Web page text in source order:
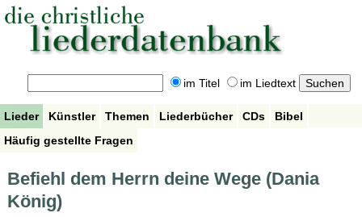
im Titel im Liedtext
Lieder Künstler Themen Liederbücher CDs
Bibel
Häufig gestellte Fragen
Befiehl dem Herrn deine Wege (Dania
König)